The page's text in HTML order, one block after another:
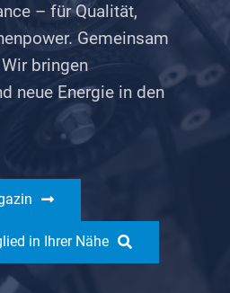
– für Qualität,
Gemeinsam
bringen
neue Energie in den
in Ihrer Nähe